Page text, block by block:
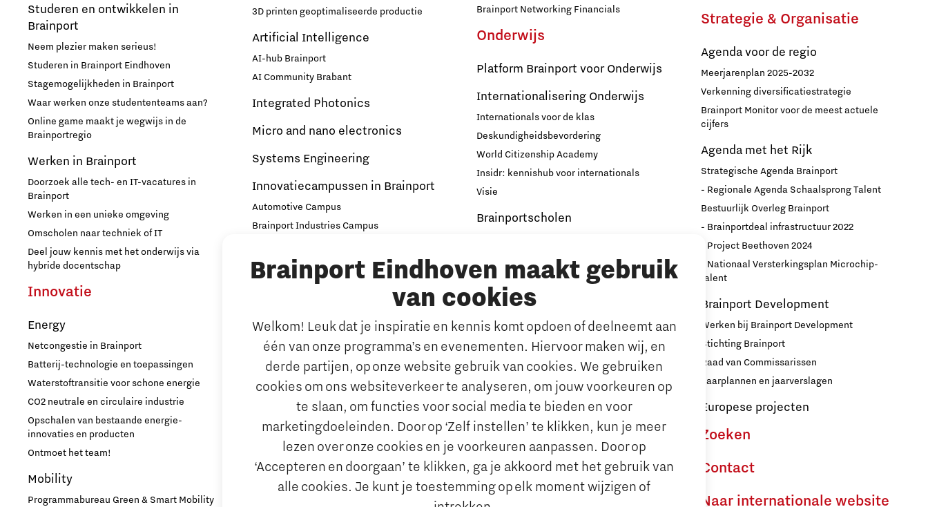
Brainport Eindhoven maakt gebruik
van cookies
Welkom! Leuk dat je inspiratie en kennis komt opdoen of deelneemt aan
één van onze programma’s en evenementen. Hiervoor maken wij, en
derde partijen, op onze website gebruik van cookies. We gebruiken
cookies om ons websiteverkeer te analyseren, om jouw voorkeuren op
te slaan, om functies voor social media te bieden en voor
marketingdoeleinden. Door op ‘Zelf instellen’ te klikken, kun je meer
lezen over onze cookies en je voorkeuren aanpassen. Door op
‘Accepteren en doorgaan’ te klikken, ga je akkoord met het gebruik van
alle cookies. Je kunt je toestemming op elk moment wijzigen of
Studeren en ontwikkelen in
Brainport
Neem plezier maken serieus!
Studeren in Brainport Eindhoven
Stagemogelijkheden in Brainport
Waar werken onze studententeams aan?
Online game maakt je wegwijs in de
Brainportregio
Werken in Brainport
Doorzoek alle tech- en IT-vacatures in
Brainport
Werken in een unieke omgeving
Omscholen naar techniek of IT
Deel jouw kennis met het onderwijs via
hybride docentschap
Innovatie
Energy
Netcongestie in Brainport
Batterij-technologie en toepassingen
Waterstoftransitie voor schone energie
CO2 neutrale en circulaire industrie
Opschalen van bestaande energie-
innovaties en producten
Ontmoet het team!
Mobility
Programmabureau Green & Smart Mobility
3D printen geoptimaliseerde productie
Artificial Intelligence
AI-hub Brainport
AI Community Brabant
Integrated Photonics
Micro and nano electronics
Systems Engineering
Innovatiecampussen in Brainport
Automotive Campus
Brainport Industries Campus
Strijp District
TU/e Campus
Arbeidsmarkt
Aantrekken en behouden van talent
Internationaal talent aantrekken en
behouden
Hoe werken de jobportals
Reskilling in Brainport
Internationaal Ondernemen
Brainport Networking Financials
Onderwijs
Platform Brainport voor Onderwijs
Internationalisering Onderwijs
Internationals voor de klas
Deskundigheidsbevordering
World Citizenship Academy
Insidr: kennishub voor internationals
Visie
Brainportscholen
Publicaties Brainport voor
Onderwijs
Whitepapers & Onderzoeken
Nieuwsbrief
Insidr wijst ‘internationale’ ouders
de weg in onderwijsland
Maatschappelijk
Brainport voor Elkaar
Over Brainport voor Elkaar
Sociale Brainport Agenda
Strategie & Organisatie
Agenda voor de regio
Meerjarenplan 2025-2032
Verkenning diversificatiestrategie
Brainport Monitor voor de meest actuele
cijfers
Agenda met het Rijk
Strategische Agenda Brainport
- Regionale Agenda Schaalsprong Talent
Bestuurlijk Overleg Brainport
- Brainportdeal infrastructuur 2022
- Project Beethoven 2024
- Nationaal Versterkingsplan Microchip-
talent
Brainport Development
Werken bij Brainport Development
Stichting Brainport
Raad van Commissarissen
Jaarplannen en jaarverslagen
Europese projecten
Zoeken
Contact
Naar internationale website